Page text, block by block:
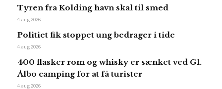
Tyren fra Kolding havn skal til smed
4. aug 2026
Politiet fik stoppet ung bedrager i tide
4. aug 2026
400 flasker rom og whisky er sænket ved Gl.
Ålbo camping for at få turister
4. aug 2026